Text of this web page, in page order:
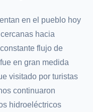
en el pueblo hoy
hacia
flujo de
en gran medida
visitado por turistas
continuaron
hidroeléctricos